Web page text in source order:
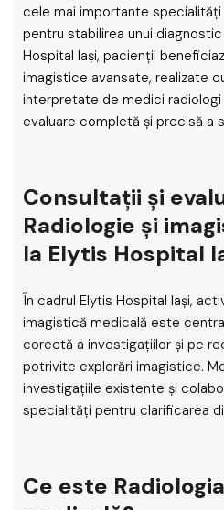
cele mai importante
pentru stabilirea unui
Hospital Iași, pacienții
imagistice avansate, realizate
interpretate de medici
evaluare completă și precisă a
Consultații și
Radiologie și
la Elytis Hospital
În cadrul Elytis Hospital Iași,
imagistică medicală este
corectă a investigațiilor și pe
potrivite explorări imagistice.
investigațiile existente și
specialități pentru clarificarea
Ce este